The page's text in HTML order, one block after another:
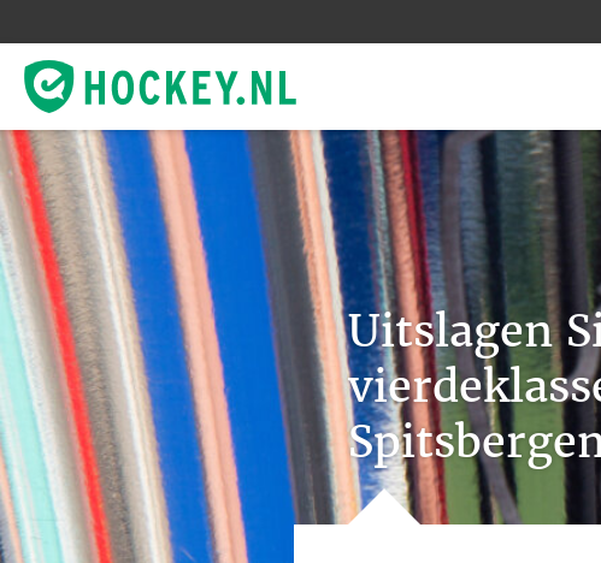
Uitslagen